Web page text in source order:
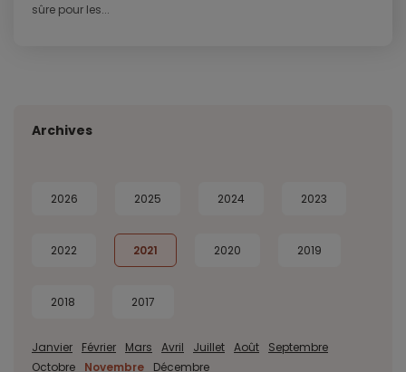
sûre pour les...
Archives
2026 2025 2024 2023
2022 2021 2020 2019
2018 2017
Janvier Février Mars Avril Juillet Août
Septembre
Octobre
Novembre Décembre